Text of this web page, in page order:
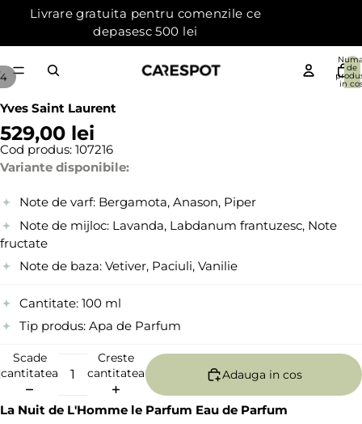
Livrare gratuita pentru comenzile ce
depasesc 500 lei
de
in
4
Yves Saint Laurent
529,00 lei
Cod produs: 107216
Variante disponibile:
Note de varf: Bergamota, Anason, Piper
Note de mijloc: Lavanda, Labdanum frantuzesc, Note
fructate
Note de baza: Vetiver, Paciuli, Vanilie
Cantitate: 100 ml
Tip produs: Apa de Parfum
Scade
cantitatea
Creste
cantitatea
Adauga in cos
La Nuit de L'Homme le Parfum Eau de Parfum